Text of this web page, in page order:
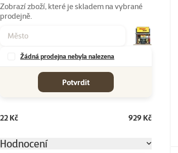
Zobrazí zboží, které je skladem na vybrané
prodejně.
Žádná prodejna nebyla nalezena
Potvrdit
22 Kč 929 Kč
Hodnocení